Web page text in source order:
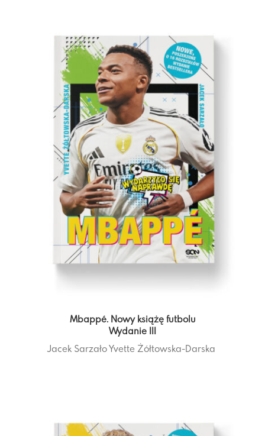
Mbappé. Nowy książę futbolu
Wydanie III
Jacek SarzałoYvette Żółtowska-Darska